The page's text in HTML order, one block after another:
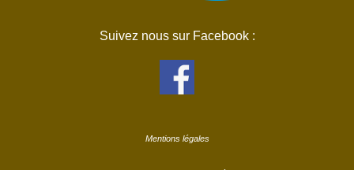
Suivez nous sur Facebook :
Mentions légales